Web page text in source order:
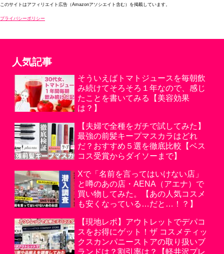
このサイトはアフィリエイト広告（Amazonアソシエイト含む）を掲載しています。
プライバシーポリシー
人気記事
そういえばトマトジュースを毎朝飲
み続けてそろそろ１年なので、感じ
たことを書いてみる【美容効果
は？】
【夫婦で全種をガチで試してみた】
最強の前髪キープマスカラはどれ
だ？おすすめ５選を徹底比較【ベス
コス受賞からダイソーまで】
Xで「名前を言ってはいけない店」
と噂のあの店・AENA（アエナ）で
買い物してみた。【あの人気コスメ
も安くなっている…だと…！？】
【現地レポ】アウトレットでデパコ
スをお得にゲット！ザ コスメティッ
クスカンパニーストアの取り扱いブ
ランドは？割引率は？【軽井沢プレ